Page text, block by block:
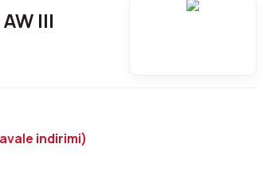
III
indirimi)